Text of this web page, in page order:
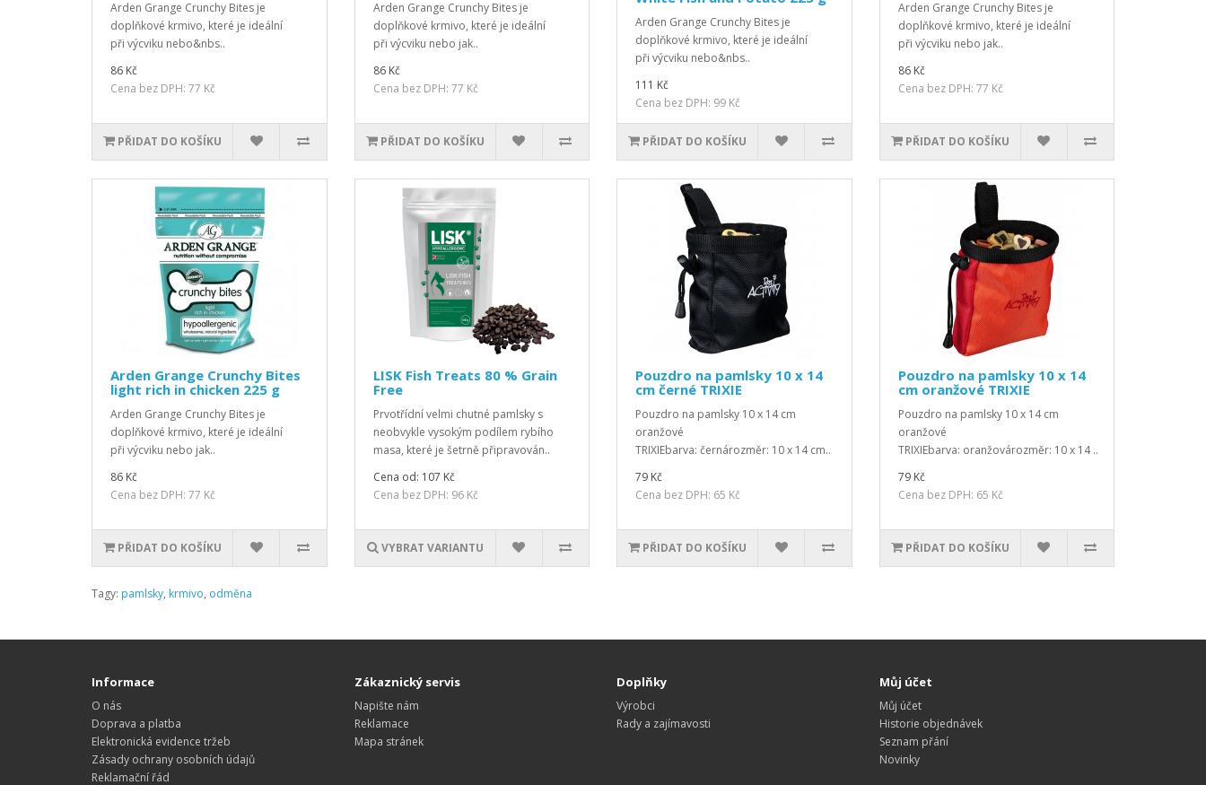
Arden Grange Crunchy Bites je
doplňkové krmivo, které je ideální
při výcviku nebo&nbs..
86 Kč
Cena bez DPH: 77 Kč
PŘIDAT DO KOŠÍKU
Arden Grange Crunchy Bites je
doplňkové krmivo, které je ideální
při výcviku nebo jak..
86 Kč
Cena bez DPH: 77 Kč
PŘIDAT DO KOŠÍKU
Arden Grange Crunchy Bites je
doplňkové krmivo, které je ideální
při výcviku nebo&nbs..
111 Kč
Cena bez DPH: 99 Kč
PŘIDAT DO KOŠÍKU
Arden Grange Crunchy Bites je
doplňkové krmivo, které je ideální
při výcviku nebo jak..
86 Kč
Cena bez DPH: 77 Kč
PŘIDAT DO KOŠÍKU
Arden Grange Crunchy Bites
light rich in chicken 225 g
Arden Grange Crunchy Bites je
doplňkové krmivo, které je ideální
při výcviku nebo jak..
86 Kč
Cena bez DPH: 77 Kč
PŘIDAT DO KOŠÍKU
LISK Fish Treats 80 % Grain
Free
Prvotřídní velmi chutné pamlsky s
neobvykle vysokým podílem rybího
masa, které je šetrně připravován..
Cena od: 107 Kč
Cena bez DPH: 96 Kč
VYBRAT VARIANTU
Pouzdro na pamlsky 10 x 14
cm černé TRIXIE
Pouzdro na pamlsky 10 x 14 cm
oranžové
TRIXIEbarva: černározměr: 10 x 14 cm..
79 Kč
Cena bez DPH: 65 Kč
PŘIDAT DO KOŠÍKU
Pouzdro na pamlsky 10 x 14
cm oranžové TRIXIE
Pouzdro na pamlsky 10 x 14 cm
oranžové
TRIXIEbarva: oranžovározměr: 10 x 14 ..
79 Kč
Cena bez DPH: 65 Kč
PŘIDAT DO KOŠÍKU
Tagy: pamlsky, krmivo, odměna
Informace
O nás
Doprava a platba
Elektronická evidence tržeb
Zásady ochrany osobních údajů
Reklamační řád
Zákaznický servis
Napište nám
Reklamace
Mapa stránek
Doplňky
Výrobci
Rady a zajímavosti
Můj účet
Můj účet
Historie objednávek
Seznam přání
Novinky